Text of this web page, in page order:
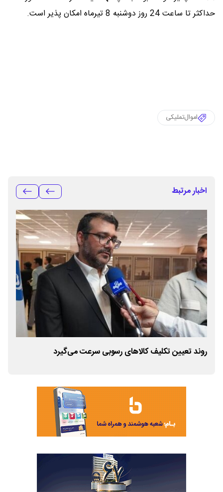
حداکثر تا ساعت 24 روز دوشنبه 8 تیرماه امکان پذیر است.
اموال‌تملیکی
اخبار مرتبط
روند تعیین تکلیف کالاهای رسوبی سرعت می‌گیرد